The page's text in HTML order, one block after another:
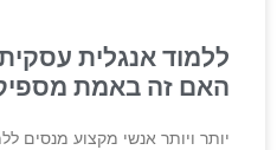
האם זה באמת
יותר ויותר אנשי מקצוע מנסים